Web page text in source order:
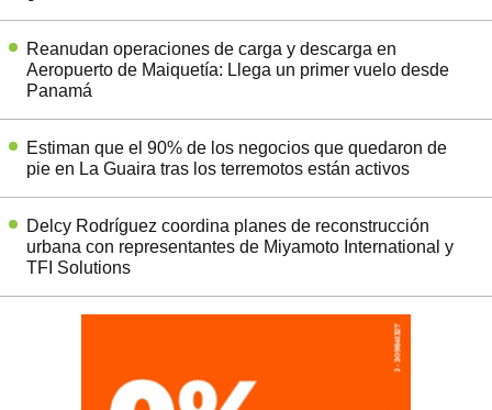
Reanudan operaciones de carga y descarga en
Aeropuerto de Maiquetía: Llega un primer vuelo desde
Panamá
Estiman que el 90% de los negocios que quedaron de
pie en La Guaira tras los terremotos están activos
Delcy Rodríguez coordina planes de reconstrucción
urbana con representantes de Miyamoto International y
TFI Solutions